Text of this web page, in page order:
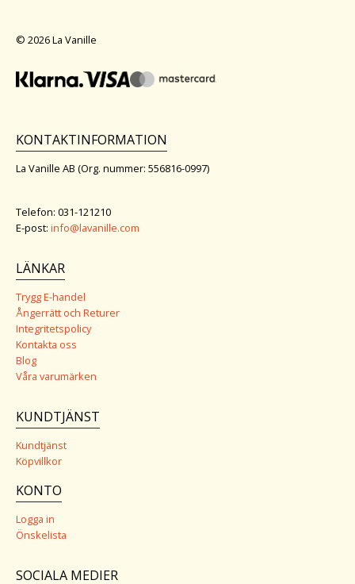
© 2026 La Vanille
KONTAKTINFORMATION
La Vanille AB (Org. nummer: 556816-0997)
Telefon: 031-121210
E-post: info@lavanille.com
LÄNKAR
Trygg E-handel
Ångerrätt och Returer
Integritetspolicy
Kontakta oss
Blog
Våra varumärken
KUNDTJÄNST
Kundtjänst
Köpvillkor
KONTO
Logga in
Önskelista
SOCIALA MEDIER